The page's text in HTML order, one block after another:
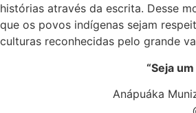
histórias através da escrita. Desse
que os povos indígenas sejam
culturas reconhecidas pelo grande
“Seja
Anápuáka